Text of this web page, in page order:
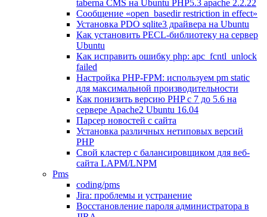
taberna CMS на Ubuntu PHP5.3 apache 2.2.22
Сообщение «open_basedir restriction in effect»
Установка PDO sqlite3 драйвера на Ubuntu
Как установить PECL-библиотеку на сервер
Ubuntu
Как исправить ошибку php: apc_fcntl_unlock
failed
Настройка PHP-FPM: используем pm static
для максимальной производительности
Как понизить версию PHP c 7 до 5.6 на
сервере Apache2 Ubuntu 16.04
Парсер новостей с сайта
Установка различных нетиповых версий
PHP
Свой кластер с балансировщиком для веб-
сайта LAPM/LNPM
Pms
coding/pms
Jira: проблемы и устранение
Восстановление пароля администратора в